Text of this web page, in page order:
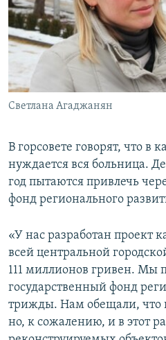
Светлана Агаджанян
В горсовете говорят, что в
нуждается вся больница.
год пытаются привлечь
фонд регионального
«У нас разработан проект
всей центральной
111 миллионов гривен. Мы
государственный фонд
трижды. Нам обещали, что
но, к сожалению, и в этот